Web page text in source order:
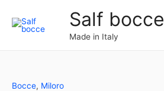
Salf bocce
Made in Italy
Bocce, Miloro